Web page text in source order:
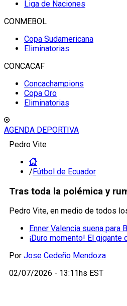
Liga de Naciones
CONMEBOL
Copa Sudamericana
Eliminatorias
CONCACAF
Concachampions
Copa Oro
Eliminatorias
AGENDA DEPORTIVA
Pedro Vite
/Fútbol de Ecuador
Tras toda la polémica y
Pedro Vite, en medio de todos
Enner Valencia suena
¡Duro momento! El
Por Jose Cedeño Mendoza
02/07/2026 - 13:11hs EST